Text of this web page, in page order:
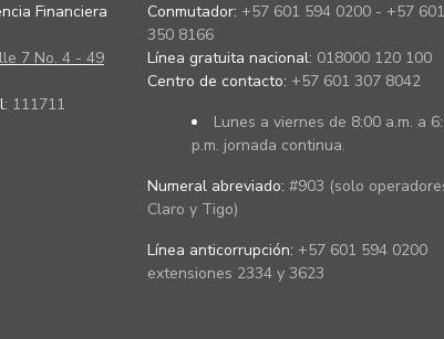
Financiera
7 No. 4 - 49
111711
Conmutador: +57 601 594 0200 - +57 601
350 8166
Línea gratuita nacional: 018000 120 100
Centro de contacto: +57 601 307 8042
Lunes a viernes de 8:00 a.m. a
p.m. jornada continua.
Numeral abreviado: #903 (solo
Claro y Tigo)
Línea anticorrupción: +57 601 594 0200
extensiones 2334 y 3623